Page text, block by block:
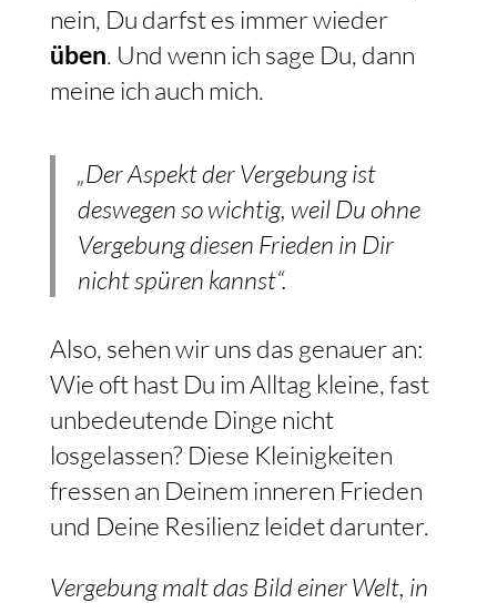
nein, Du darfst es immer wieder
üben . Und wenn ich sage Du, dann
meine ich auch mich.
„Der Aspekt der Vergebung ist
deswegen so wichtig, weil Du ohne
Vergebung diesen Frieden in Dir
nicht spüren kannst“.
Also, sehen wir uns das genauer an:
Wie oft hast Du im Alltag kleine, fast
unbedeutende Dinge nicht
losgelassen? Diese Kleinigkeiten
fressen an Deinem inneren Frieden
und Deine Resilienz leidet darunter.
Vergebung malt das Bild einer Welt, in